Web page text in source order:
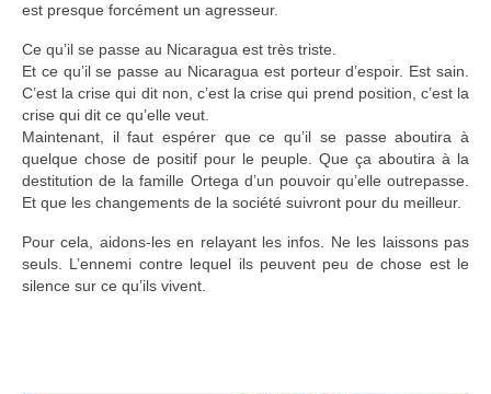
est presque forcément un agresseur.
Ce qu’il se passe au Nicaragua est très triste.
Et ce qu’il se passe au Nicaragua est porteur d’espoir. Est sain.
C’est la crise qui dit non, c’est la crise qui prend position, c’est la
crise qui dit ce qu’elle veut.
Maintenant, il faut espérer que ce qu’il se passe aboutira à
quelque chose de positif pour le peuple. Que ça aboutira à la
destitution de la famille Ortega d’un pouvoir qu’elle outrepasse.
Et que les changements de la société suivront pour du meilleur.
Pour cela, aidons-les en relayant les infos. Ne les laissons pas
seuls. L’ennemi contre lequel ils peuvent peu de chose est le
silence sur ce qu’ils vivent.